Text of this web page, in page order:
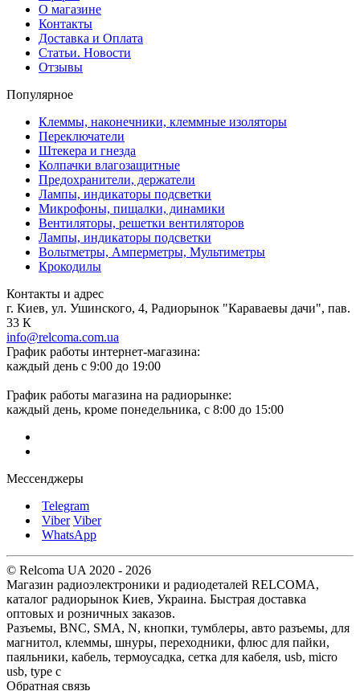
О магазине
Контакты
Доставка и Оплата
Статьи. Новости
Отзывы
Популярное
Клеммы, наконечники, клеммные изоляторы
Переключатели
Штекера и гнезда
Колпачки влагозащитные
Предохранители, держатели
Лампы, индикаторы подсветки
Микрофоны, пищалки, динамики
Вентиляторы, решетки вентиляторов
Лампы, индикаторы подсветки
Вольтметры, Амперметры, Мультиметры
Крокодилы
Контакты и адрес
г. Киев, ул. Ушинского, 4, Радиорынок "Караваевы дачи", пав.
33 К
info@relcoma.com.ua
График работы интернет-магазина:
каждый день с 9:00 до 19:00
График работы магазина на радиорынке:
каждый день, кроме понедельника, с 8:00 до 15:00
Мессенджеры
Telegram
Viber Viber
WhatsApp
© Relcoma UA 2020 - 2026
Магазин радиоэлектроники и радиодеталей RELCOMA,
каталог радиорынок Киев, Украина. Быстрая доставка
оптовых и розничных заказов.
Разъемы, BNC, SMA, N, кнопки, тумблеры, авто разъемы, для
магнитол, клеммы, шнуры, переходники, флюс для пайки,
паяльники, кабель, термоусадка, сетка для кабеля, usb, micro
usb, type c
Обратная связь